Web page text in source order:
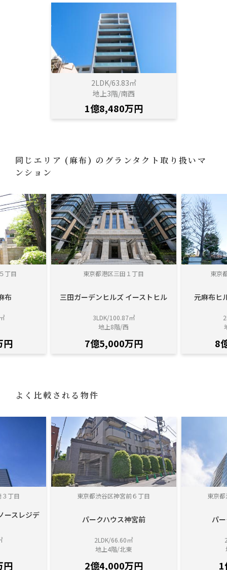
2LDK/63.83㎡
地上3階/南西
1億8,480万円
同じエリア (麻布) のグランタクト取り扱いマ
ンション
丁目
布
円
東京都港区三田１丁目
三田ガーデンヒルズ イーストヒル
3LDK/100.87㎡
地上8階/西
7億5,000万円
東京
元麻布ヒ
8
よく比較される物件
丁目
ースレジデ
円
東京都渋谷区神宮前６丁目
パークハウス神宮前
2LDK/66.60㎡
地上4階/北東
2億4,000万円
東京
パ
1